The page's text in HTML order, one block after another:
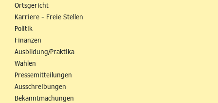
Ortsgericht
Karriere - Freie Stellen
Politik
Finanzen
Ausbildung/Praktika
Wahlen
Pressemitteilungen
Ausschreibungen
Bekanntmachungen